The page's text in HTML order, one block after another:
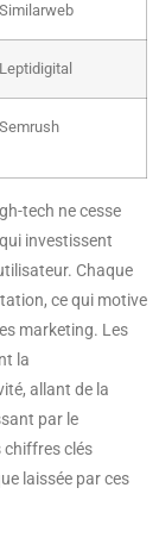
Similarweb
Leptidigital
Semrush
tech ne cesse
investissent
Chaque
ce qui motive
marketing. Les
la
allant de la
par le
chiffres clés
laissée par ces